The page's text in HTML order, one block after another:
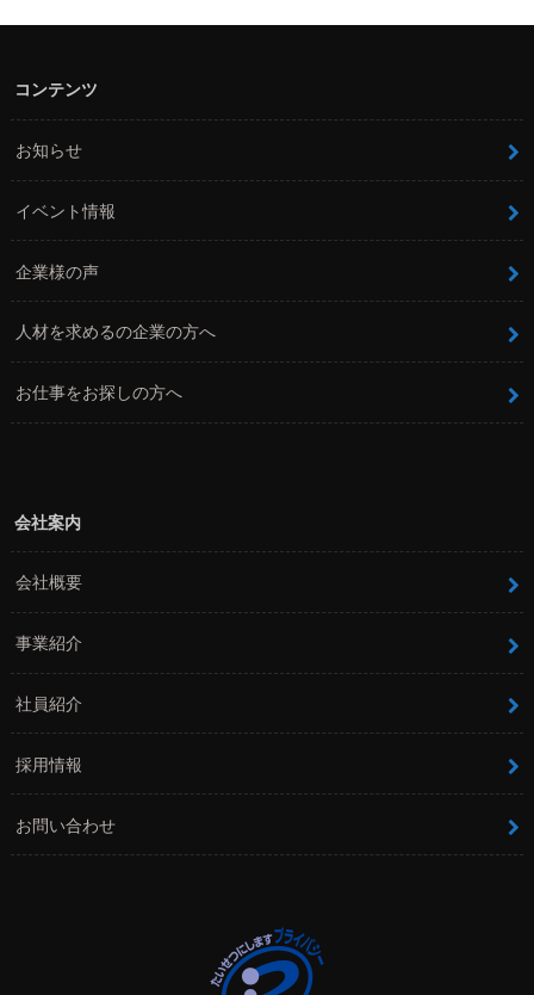
コンテンツ
お知らせ
イベント情報
企業様の声
人材を求めるの企業の方へ
お仕事をお探しの方へ
会社案内
会社概要
事業紹介
社員紹介
採用情報
お問い合わせ